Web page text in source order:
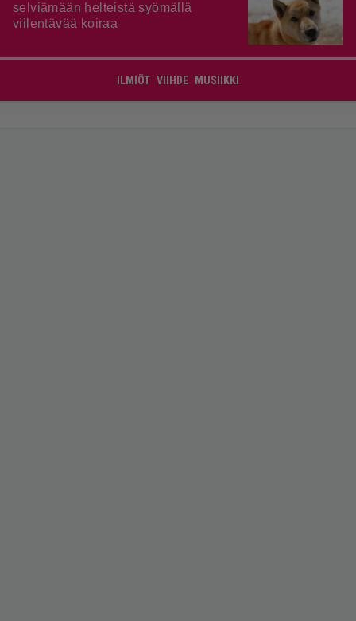
selviämään helteistä syömällä
viilentävää koiraa
ILMIÖT VIIHDE MUSIIKKI